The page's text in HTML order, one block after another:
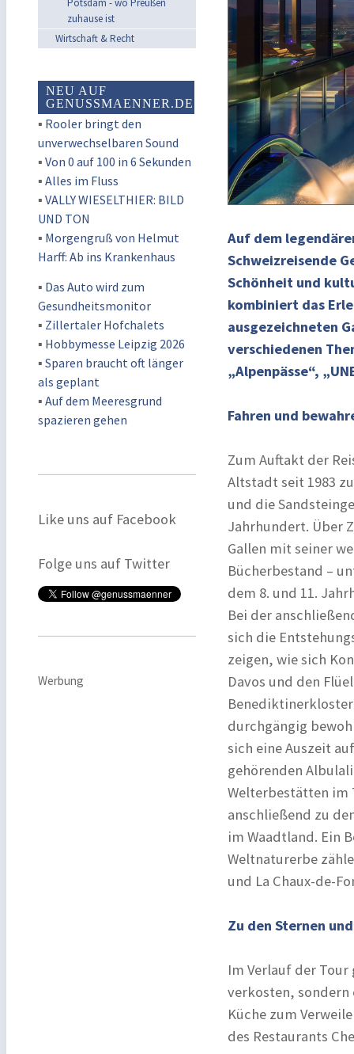
Potsdam - wo Preußen
zuhause ist
Wirtschaft & Recht
NEU AUF
GENUSSMAENNER.DE
▪ Rooler bringt den
unverwechselbaren Sound
▪ Von 0 auf 100 in 6 Sekunden
▪ Alles im Fluss
▪ VALLY WIESELTHIER: BILD
UND TON
▪ Morgengruß von Helmut
Harff: Ab ins Krankenhaus
▪ Das Auto wird zum
Gesundheitsmonitor
▪ Zillertaler Hofchalets
▪ Hobbymesse Leipzig 2026
▪ Sparen braucht oft länger
als geplant
▪ Auf dem Meeresgrund
spazieren gehen
Like uns auf Facebook
Folge uns auf Twitter
Werbung
Auf dem
Schweizreisende
Schönheit und
kombiniert das
ausgezeichneten
verschiedenen
„Alpenpässe“,
Fahren und
Zum Auftakt der
Altstadt seit 1983
und die
Jahrhundert. Über
Gallen mit seiner
Bücherbestand –
dem 8. und 11.
Bei der
sich die
zeigen, wie sich
Davos und den
durchgängig
sich eine Auszeit
gehörenden
Welterbestätten im
anschließend zu
im Waadtland. Ein
Weltnaturerbe
und La Chaux-de-
Zu den Sternen
Im Verlauf der
verkosten, sondern
Küche zum
des Restaurants